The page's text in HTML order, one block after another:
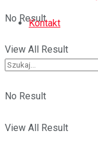
No Result
View All Result
Kontakt
No Result
View All Result